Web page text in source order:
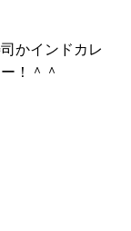
かインドカレ
！＾＾